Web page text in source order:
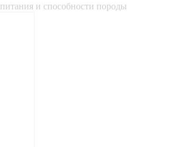
и способности породы